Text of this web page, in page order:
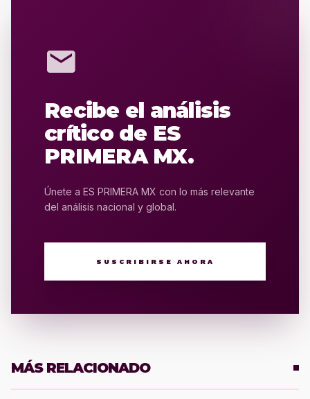
mail
Recibe el análisis
crítico de ES
PRIMERA MX.
Únete a ES PRIMERA MX con lo más relevante
del análisis nacional y global.
SUSCRIBIRSE AHORA
MÁS RELACIONADO